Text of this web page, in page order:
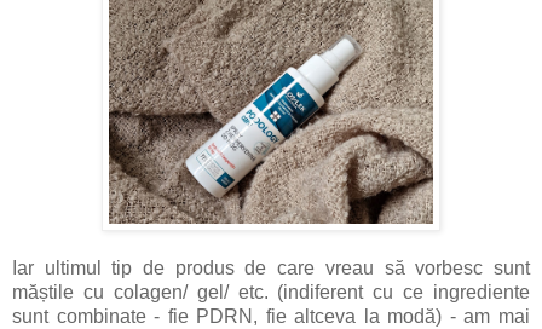
Iar ultimul tip de produs de care vreau să vorbesc sunt
măștile cu colagen/ gel/ etc. (indiferent cu ce ingrediente
sunt combinate - fie PDRN, fie altceva la modă) - am mai